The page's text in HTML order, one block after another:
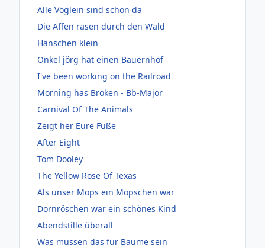
Alle Vöglein sind schon da
Die Affen rasen durch den Wald
Hänschen klein
Onkel jörg hat einen Bauernhof
I've been working on the Railroad
Morning has Broken - Bb-Major
Carnival Of The Animals
Zeigt her Eure Füße
After Eight
Tom Dooley
The Yellow Rose Of Texas
Als unser Mops ein Möpschen war
Dornröschen war ein schönes Kind
Abendstille überall
Was müssen das für Bäume sein